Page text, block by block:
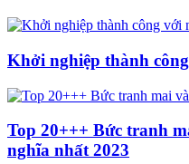
Khởi nghiệp thành
Top 20+++ Bức tranh
nghĩa nhất 2023